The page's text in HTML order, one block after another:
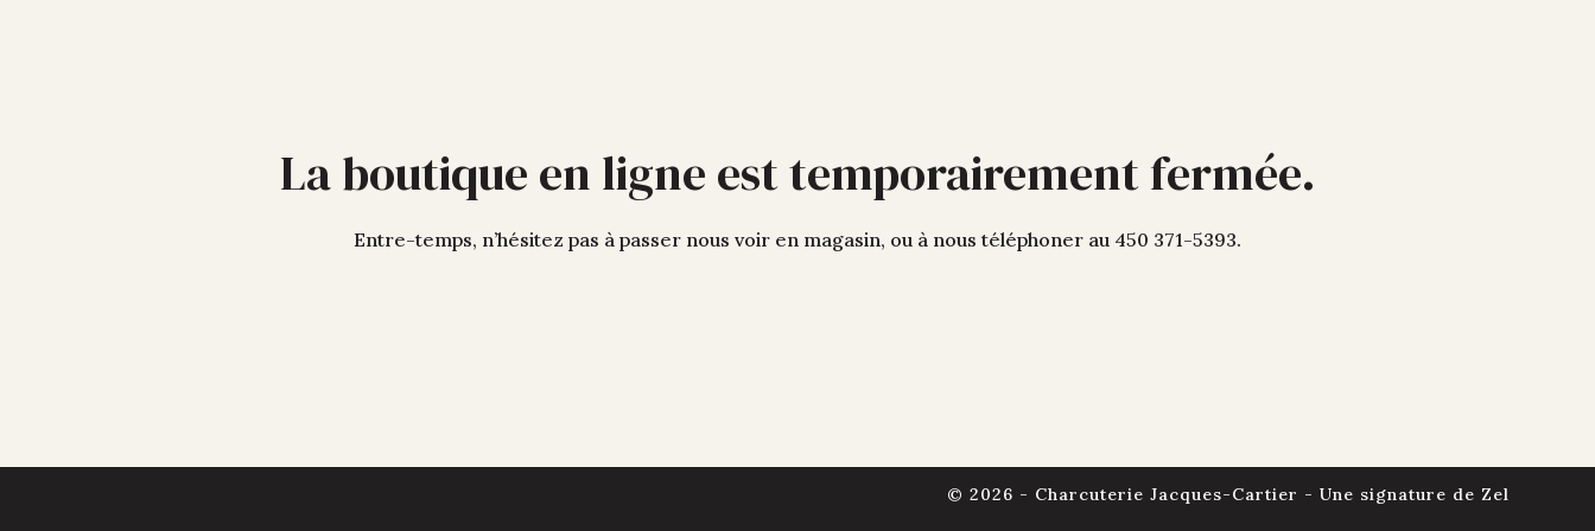
La boutique en ligne est temporairement fermée.
Entre-temps, n’hésitez pas à passer nous voir en magasin, ou à nous téléphoner au 450 371-5393.
© 2026 - Charcuterie Jacques-Cartier - Une signature de Zel